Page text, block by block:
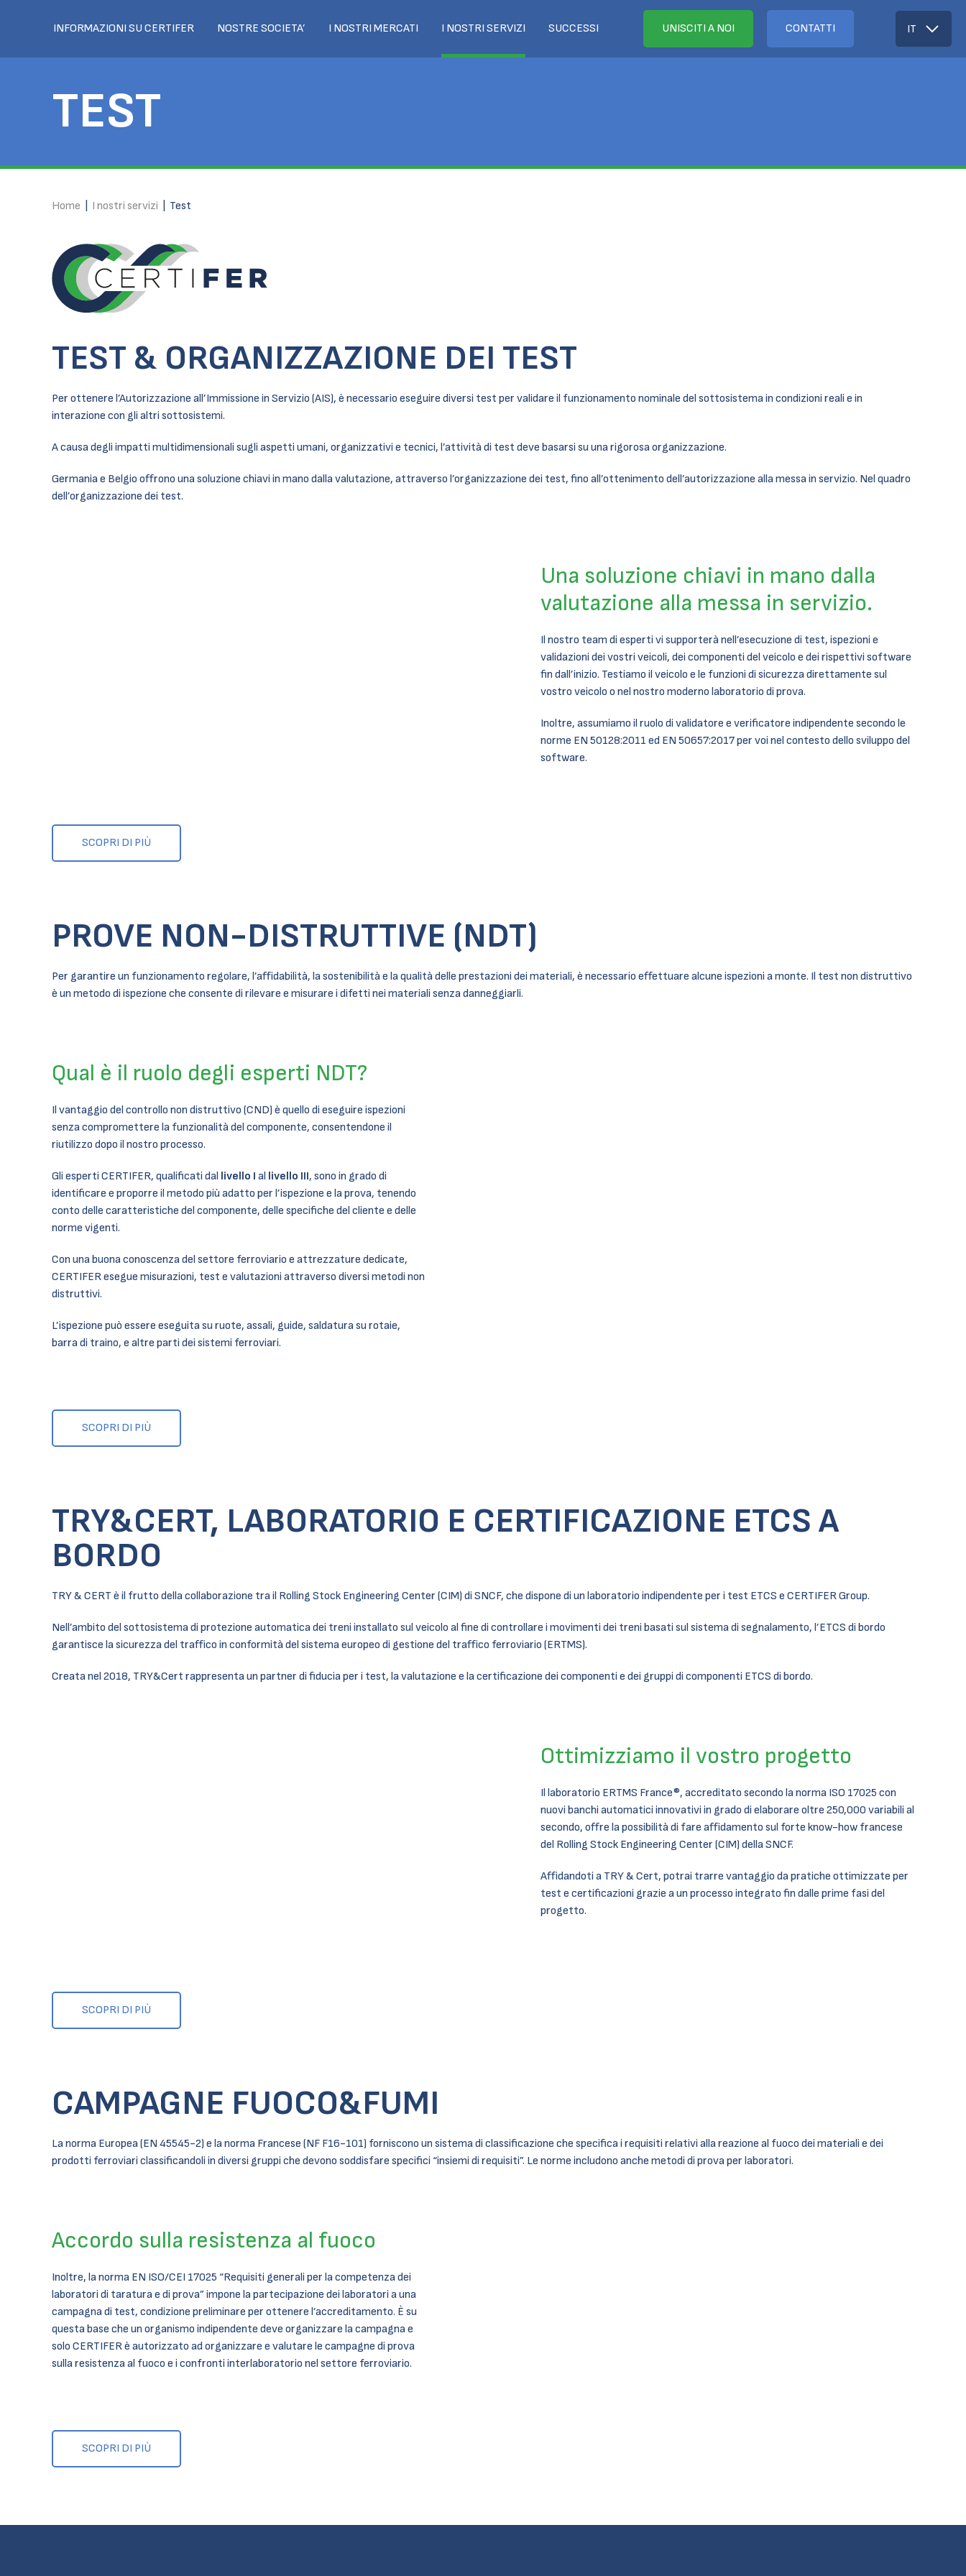
INFORMAZIONI SU CERTIFER NOSTRE SOCIETA’ I NOSTRI MERCATI I NOSTRI SERVIZI SUCCESSI UNISCITI A NOI CONTATTI IT
TEST
Home I nostri servizi Test
TEST & ORGANIZZAZIONE DEI TEST
Per ottenere l’Autorizzazione all’Immissione in Servizio (AIS), è necessario eseguire diversi test per validare il funzionamento nominale del sottosistema in condizioni reali e in
interazione con gli altri sottosistemi.
A causa degli impatti multidimensionali sugli aspetti umani, organizzativi e tecnici, l’attività di test deve basarsi su una rigorosa organizzazione.
Germania e Belgio offrono una soluzione chiavi in mano dalla valutazione, attraverso l’organizzazione dei test, fino all’ottenimento dell’autorizzazione alla messa in servizio. Nel quadro
dell’organizzazione dei test.
Una soluzione chiavi in mano dalla
valutazione alla messa in servizio.
Il nostro team di esperti vi supporterà nell’esecuzione di test, ispezioni e
validazioni dei vostri veicoli, dei componenti del veicolo e dei rispettivi software
fin dall’inizio. Testiamo il veicolo e le funzioni di sicurezza direttamente sul
vostro veicolo o nel nostro moderno laboratorio di prova.
Inoltre, assumiamo il ruolo di validatore e verificatore indipendente secondo le
norme EN 50128:2011 ed EN 50657:2017 per voi nel contesto dello sviluppo del
software.
SCOPRI DI PIÙ
PROVE NON-DISTRUTTIVE (NDT)
Per garantire un funzionamento regolare, l’affidabilità, la sostenibilità e la qualità delle prestazioni dei materiali, è necessario effettuare alcune ispezioni a monte. Il test non distruttivo
è un metodo di ispezione che consente di rilevare e misurare i difetti nei materiali senza danneggiarli.
Qual è il ruolo degli esperti NDT?
Il vantaggio del controllo non distruttivo (CND) è quello di eseguire ispezioni
senza compromettere la funzionalità del componente, consentendone il
riutilizzo dopo il nostro processo.
Gli esperti CERTIFER, qualificati dal livello I al livello III, sono in grado di
identificare e proporre il metodo più adatto per l’ispezione e la prova, tenendo
conto delle caratteristiche del componente, delle specifiche del cliente e delle
norme vigenti.
Con una buona conoscenza del settore ferroviario e attrezzature dedicate,
CERTIFER esegue misurazioni, test e valutazioni attraverso diversi metodi non
distruttivi.
L’ispezione può essere eseguita su ruote, assali, guide, saldatura su rotaie,
barra di traino, e altre parti dei sistemi ferroviari.
SCOPRI DI PIÙ
TRY&CERT, LABORATORIO E CERTIFICAZIONE ETCS A
BORDO
TRY & CERT è il frutto della collaborazione tra il Rolling Stock Engineering Center (CIM) di SNCF, che dispone di un laboratorio indipendente per i test ETCS e CERTIFER Group.
Nell’ambito del sottosistema di protezione automatica dei treni installato sul veicolo al fine di controllare i movimenti dei treni basati sul sistema di segnalamento, l’ETCS di bordo
garantisce la sicurezza del traffico in conformità del sistema europeo di gestione del traffico ferroviario (ERTMS).
Creata nel 2018, TRY&Cert rappresenta un partner di fiducia per i test, la valutazione e la certificazione dei componenti e dei gruppi di componenti ETCS di bordo.
Ottimizziamo il vostro progetto
Il laboratorio ERTMS France®, accreditato secondo la norma ISO 17025 con
nuovi banchi automatici innovativi in grado di elaborare oltre 250,000 variabili al
secondo, offre la possibilità di fare affidamento sul forte know-how francese
del Rolling Stock Engineering Center (CIM) della SNCF.
Affidandoti a TRY & Cert, potrai trarre vantaggio da pratiche ottimizzate per
test e certificazioni grazie a un processo integrato fin dalle prime fasi del
progetto.
SCOPRI DI PIÙ
CAMPAGNE FUOCO&FUMI
La norma Europea (EN 45545-2) e la norma Francese (NF F16-101) forniscono un sistema di classificazione che specifica i requisiti relativi alla reazione al fuoco dei materiali e dei
prodotti ferroviari classificandoli in diversi gruppi che devono soddisfare specifici “insiemi di requisiti”. Le norme includono anche metodi di prova per laboratori.
Accordo sulla resistenza al fuoco
Inoltre, la norma EN ISO/CEI 17025 “Requisiti generali per la competenza dei
laboratori di taratura e di prova” impone la partecipazione dei laboratori a una
campagna di test, condizione preliminare per ottenere l’accreditamento. È su
questa base che un organismo indipendente deve organizzare la campagna e
solo CERTIFER è autorizzato ad organizzare e valutare le campagne di prova
sulla resistenza al fuoco e i confronti interlaboratorio nel settore ferroviario.
SCOPRI DI PIÙ